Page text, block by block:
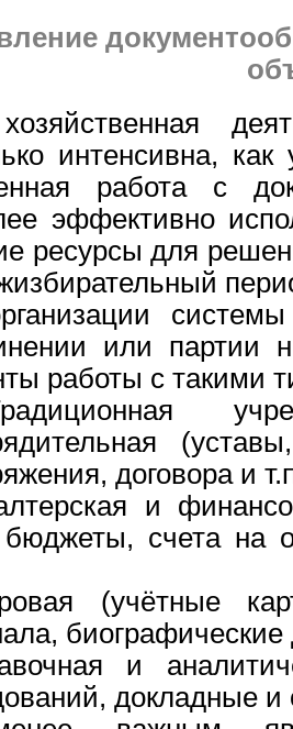
интенсивна,
работа с
эффективно
ресурсы для
или партии
работы с такими
договора и
и
бюджеты, счета на
(учётные
и
докладные и